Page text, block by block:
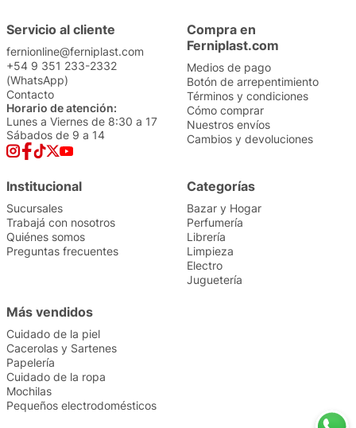
Servicio al cliente
fernionline@ferniplast.com
+54 9 351 233-2332
(WhatsApp)
Contacto
Horario de atención:
Lunes a Viernes de 8:30 a 17
Sábados de 9 a 14
Compra en
Ferniplast.com
Medios de pago
Botón de arrepentimiento
Términos y condiciones
Cómo comprar
Nuestros envíos
Cambios y devoluciones
Institucional
Sucursales
Trabajá con nosotros
Quiénes somos
Preguntas frecuentes
Categorías
Bazar y Hogar
Perfumería
Librería
Limpieza
Electro
Juguetería
Más vendidos
Cuidado de la piel
Cacerolas y Sartenes
Papelería
Cuidado de la ropa
Mochilas
Pequeños electrodomésticos